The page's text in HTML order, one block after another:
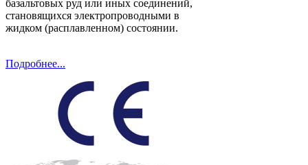
базальтовых руд или иных соединений,
становящихся электропроводными в
жидком (расплавленном) состоянии.
Подробнее...